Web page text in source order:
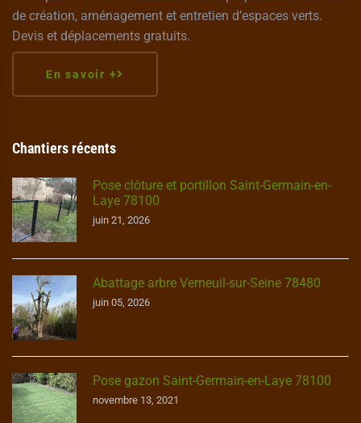
de création, aménagement et entretien d’espaces verts.
Devis et déplacements gratuits.
En savoir +
Chantiers récents
Pose clôture et portillon Saint-Germain-en-
Laye 78100
juin 21, 2026
Abattage arbre Verneuil-sur-Seine 78480
juin 05, 2026
Pose gazon Saint-Germain-en-Laye 78100
novembre 13, 2021